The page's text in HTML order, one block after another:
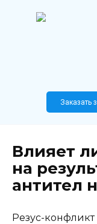
Заказать
Влияет
на
антител
Резус-конфликт